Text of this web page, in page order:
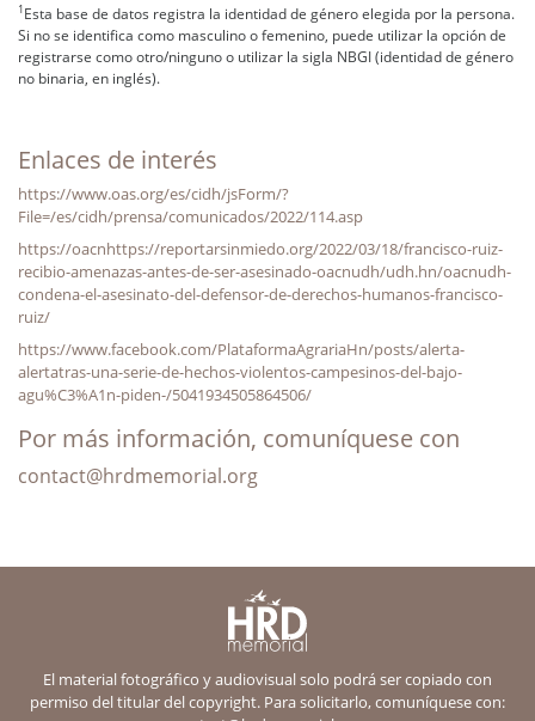
1Esta base de datos registra la identidad de género elegida por la persona.
Si no se identifica como masculino o femenino, puede utilizar la opción de
registrarse como otro/ninguno o utilizar la sigla NBGI (identidad de género
no binaria, en inglés).
Enlaces de interés
https://www.oas.org/es/cidh/jsForm/?
File=/es/cidh/prensa/comunicados/2022/114.asp
https://oacnhttps://reportarsinmiedo.org/2022/03/18/francisco-ruiz-
recibio-amenazas-antes-de-ser-asesinado-oacnudh/udh.hn/oacnudh-
condena-el-asesinato-del-defensor-de-derechos-humanos-francisco-
ruiz/
https://www.facebook.com/PlataformaAgrariaHn/posts/alerta-
alertatras-una-serie-de-hechos-violentos-campesinos-del-bajo-
agu%C3%A1n-piden-/5041934505864506/
Por más información, comuníquese con
contact@hrdmemorial.org
El material fotográfico y audiovisual solo podrá ser copiado con
permiso del titular del copyright. Para solicitarlo, comuníquese con: